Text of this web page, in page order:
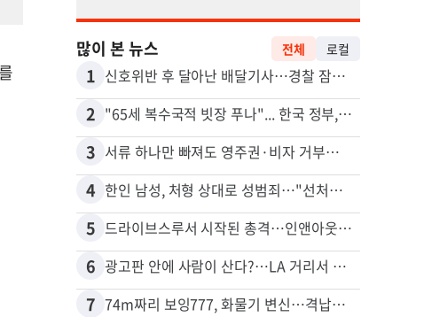
많이 본 뉴스 전체 로컬
1 신호위반 후 달아난 배달기사…경찰 잠복해 잡고보니 ‘반전’
2 "65세 복수국적 빗장 푸나"... 한국 정부, 연령 완화 전면 추진
3 서류 하나만 빠져도 영주권·비자 거부…심사관 재량권 대폭 확대
4 한인 남성, 처형 상대로 성범죄…"선처해줬더니 배신자 취급"
5 드라이브스루서 시작된 총격…인앤아웃 참사 영상 공개
6 광고판 안에 사람이 산다?…LA 거리서 화제
7 74m짜리 보잉777, 화물기 변신…격납고서 ‘보물’ 찾는 인천공항